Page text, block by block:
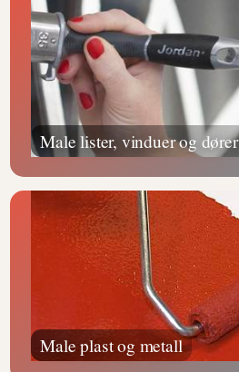
Male lister, vinduer og dører
Male plast og metall